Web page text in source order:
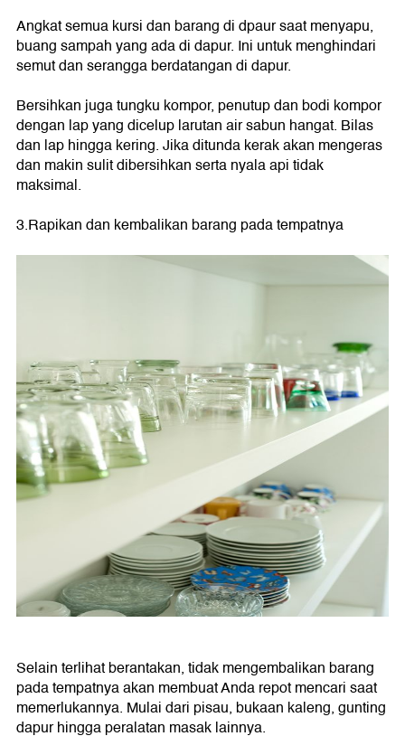
Angkat semua kursi dan barang di dpaur saat menyapu,
buang sampah yang ada di dapur. Ini untuk menghindari
semut dan serangga berdatangan di dapur.
Bersihkan juga tungku kompor, penutup dan bodi kompor
dengan lap yang dicelup larutan air sabun hangat. Bilas
dan lap hingga kering. Jika ditunda kerak akan mengeras
dan makin sulit dibersihkan serta nyala api tidak
maksimal.
3.Rapikan dan kembalikan barang pada tempatnya
Selain terlihat berantakan, tidak mengembalikan barang
pada tempatnya akan membuat Anda repot mencari saat
memerlukannya. Mulai dari pisau, bukaan kaleng, gunting
dapur hingga peralatan masak lainnya.